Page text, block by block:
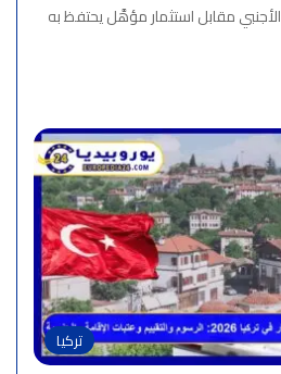
مقابل استثمار مؤهَّل يحتفظ به
تركيا